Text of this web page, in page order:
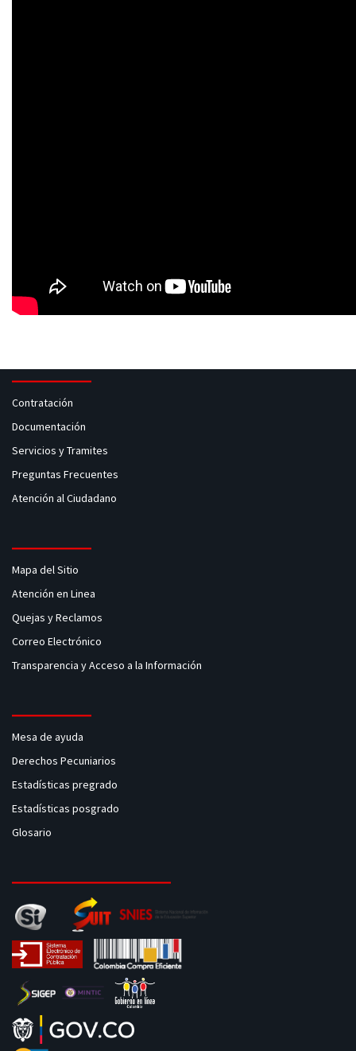
Contratación
Documentación
Servicios y Tramites
Preguntas Frecuentes
Atención al Ciudadano
Mapa del Sitio
Atención en Linea
Quejas y Reclamos
Correo Electrónico
Transparencia y Acceso a la Información
Mesa de ayuda
Derechos Pecuniarios
Estadísticas pregrado
Estadísticas posgrado
Glosario